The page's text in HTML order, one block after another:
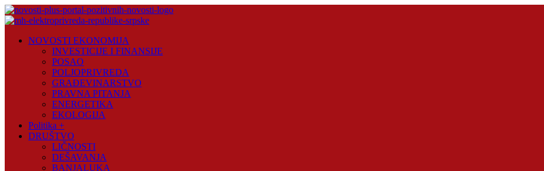
Skip
to
Plus
NOVOSTI EKONOMIJA
INVESTICIJE I FINANSIJE
POSAO
POLJOPRIVREDA
GRAĐEVINARSTVO
PRAVNA PITANJA
ENERGETIKA
EKOLOGIJA
Politika +
DRUŠTVO
LIČNOSTI
DEŠAVANJA
BANJALUKA